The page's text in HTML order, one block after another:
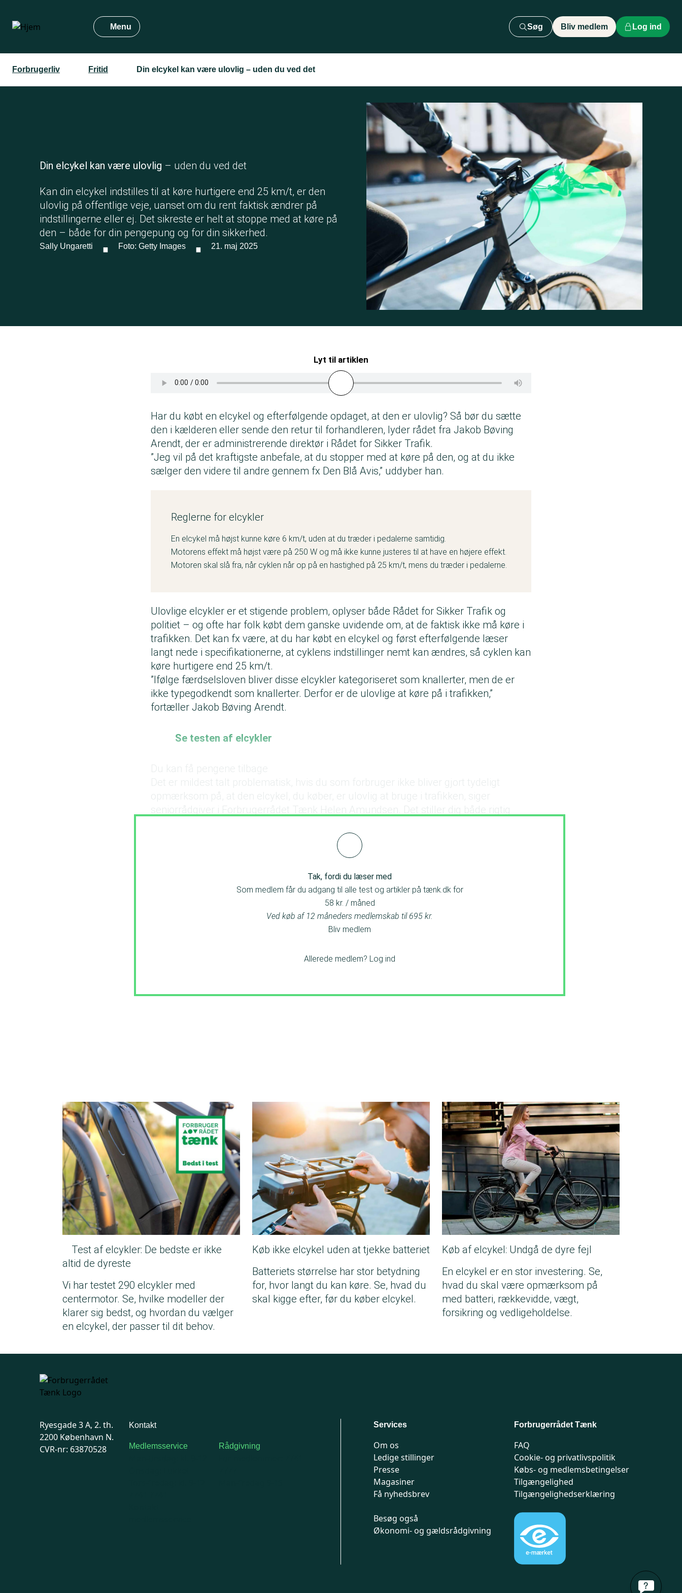
hovedindhold
Menu Søg Bliv medlem Log ind
Forbrugerliv Fritid Din elcykel kan være ulovlig – uden du ved det
Din elcykel kan være ulovlig – uden du ved det
Kan din elcykel indstilles til at køre hurtigere end 25 km/t, er den
ulovlig på offentlige veje, uanset om du rent faktisk ændrer på
indstillingerne eller ej. Det sikreste er helt at stoppe med at køre på
den – både for din pengepung og for din sikkerhed.
Sally Ungaretti · Foto: Getty Images · 21. maj 2025
Lyt til artiklen
Har du købt en elcykel og efterfølgende opdaget, at den er ulovlig? Så bør du sætte
den i kælderen eller sende den retur til forhandleren, lyder rådet fra Jakob Bøving
Arendt, der er administrerende direktør i Rådet for Sikker Trafik.
”Jeg vil på det kraftigste anbefale, at du stopper med at køre på den, og at du ikke
sælger den videre til andre gennem fx Den Blå Avis,” uddyber han.
Reglerne for elcykler
En elcykel må højst kunne køre 6 km/t, uden at du træder i pedalerne samtidig.
Motorens effekt må højst være på 250 W og må ikke kunne justeres til at have en højere effekt.
Motoren skal slå fra, når cyklen når op på en hastighed på 25 km/t, mens du træder i pedalerne.
Ulovlige elcykler er et stigende problem, oplyser både Rådet for Sikker Trafik og
politiet – og ofte har folk købt dem ganske uvidende om, at de faktisk ikke må køre i
trafikken. Det kan fx være, at du har købt en elcykel og først efterfølgende læser
langt nede i specifikationerne, at cyklens indstillinger nemt kan ændres, så cyklen kan
køre hurtigere end 25 km/t.
”Ifølge færdselsloven bliver disse elcykler kategoriseret som knallerter, men de er
ikke typegodkendt som knallerter. Derfor er de ulovlige at køre på i trafikken,”
fortæller Jakob Bøving Arendt.
Se testen af elcykler
Det er mildest talt problematisk, hvis du som forbruger ikke bliver gjort tydeligt
opmærksom på, at den elcykel, du køber, er ulovlig at bruge i trafikken, siger
seniorrådgiver i Forbrugerrådet Tænk Helen Amundsen . Det stiller dig både rigtig
Tak, fordi du læser med
Som medlem får du adgang til alle test og artikler på tænk.dk for
58 kr. / måned
Ved køb af 12 måneders medlemskab til 695 kr.
Bliv medlem
Allerede medlem? Log ind
Test af elcykler: De bedste er ikke
altid de dyreste
Vi har testet 290 elcykler med
centermotor. Se, hvilke modeller der
klarer sig bedst, og hvordan du vælger
en elcykel, der passer til dit behov.
Køb ikke elcykel uden at tjekke batteriet
Batteriets størrelse har stor betydning
for, hvor langt du kan køre. Se, hvad du
skal kigge efter, før du køber elcykel.
Køb af elcykel: Undgå de dyre fejl
En elcykel er en stor investering. Se,
hvad du skal være opmærksom på
med batteri, rækkevidde, vægt,
forsikring og vedligeholdelse.
Ryesgade 3 A, 2. th.
2200 København N.
CVR-nr: 63870528
Kontakt
Medlemsservice Rådgivning
Services
Om os
Ledige stillinger
Presse
Magasiner
Få nyhedsbrev
Besøg også
Økonomi- og gældsrådgivning
Forbrugerrådet Tænk
FAQ
Cookie- og privatlivspolitik
Købs- og medlemsbetingelser
Tilgængelighed
Tilgængelighedserklæring